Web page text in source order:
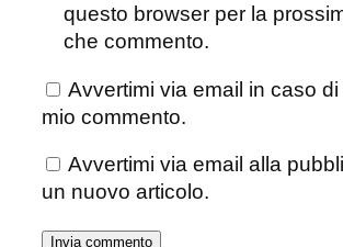
questo browser per la
che commento.
Avvertimi via email in caso di
mio commento.
Avvertimi via email alla
un nuovo articolo.